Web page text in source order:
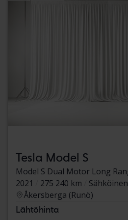
Tesla Model S
Model S Dual Motor Long
2021
275 240 km
Sähköinen
Åkersberga (Runö)
Lähtöhinta